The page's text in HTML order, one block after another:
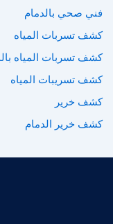
فني صحي بالدمام
كشف تسربات المياه
كشف تسربات المياه
كشف تسريبات المياه
كشف خرير
كشف خرير الدمام